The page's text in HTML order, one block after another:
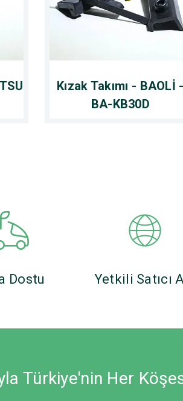
Kızak Takımı - BAOLİ -
BA-KB30D
Dostu Yetkili Satıcı
Türkiye'nin Her